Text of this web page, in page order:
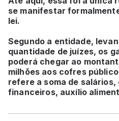
se manifestar
lei.
Segundo a entidade,
quantidade de juízes, os
poderá chegar ao
milhões aos cofres
refere a soma de
financeiros, auxílio